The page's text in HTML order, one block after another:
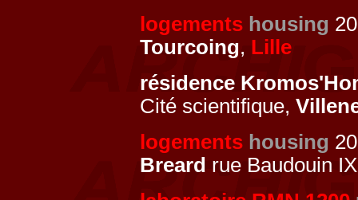
logements housing
Tourcoing, Lille
résidence
Cité scientifique,
logements housing
Breard rue Baudouin